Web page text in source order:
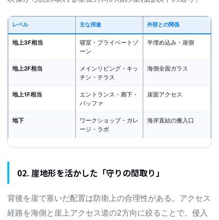
レベル 主な用途 外部との関係
地上3F相当
寝室・プライベートゾ
ーン
半埋め込み・崖側
地上2F相当
メインリビング・キッ
チン・テラス
海側全面ガラス
地上1F相当
エントランス・廊下・
バッファ
崖面アクセス
地下
ワークショップ・ガレ
ージ・ラボ
海岸直結の搬入口
02. 崖地形を活かした「守りの間取り」
背後を崖で塞いだ配置は防衛上の合理性がある。アクセス
経路を海側と崖上アクセス道の2方向に絞ることで、侵入